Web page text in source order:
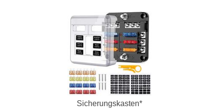
Sicherungskasten*